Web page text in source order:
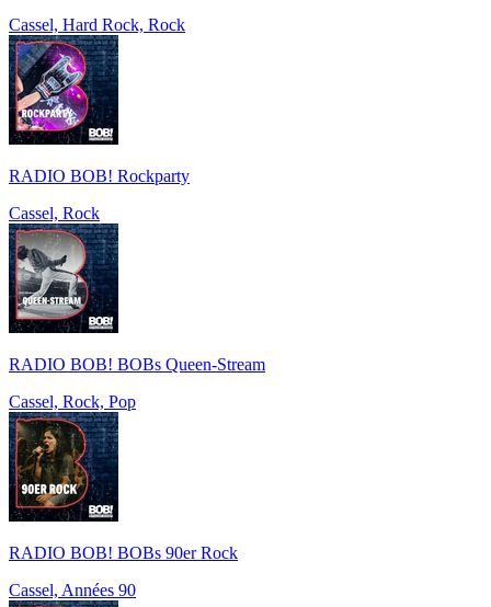
Cassel, Hard Rock, Rock
RADIO BOB! Rockparty
Cassel, Rock
RADIO BOB! BOBs Queen-Stream
Cassel, Rock, Pop
RADIO BOB! BOBs 90er Rock
Cassel, Années 90